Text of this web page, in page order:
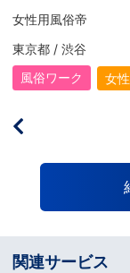
俗
るのでや
まだ初め
輩やスタ
ート・フ
きている
っと高み
MEN's
兵庫県 / 神
風俗ワー
関連サービス